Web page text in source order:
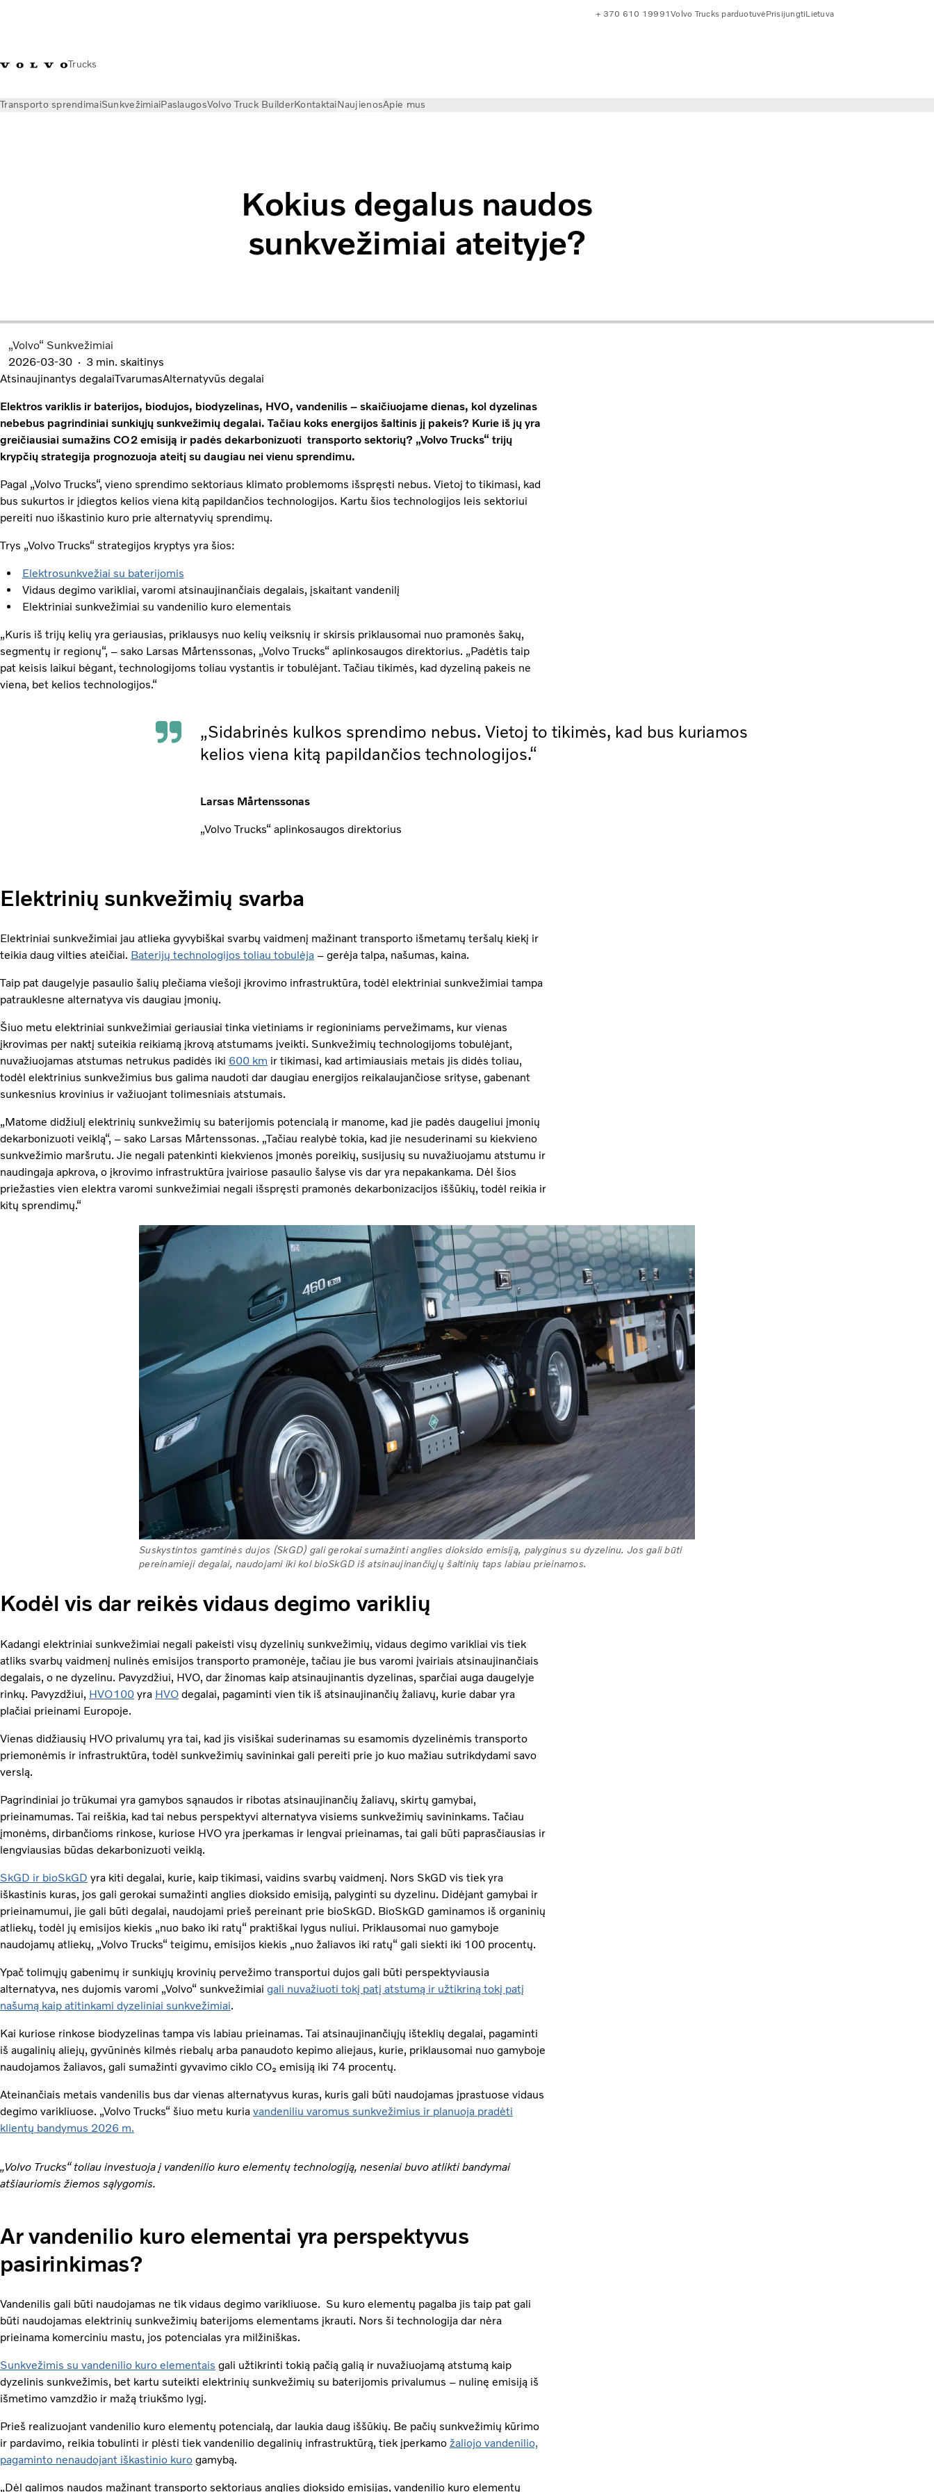
Trucks
+ 370 610 19991Volvo Trucks parduotuvėPrisijungtiLietuva
Transporto sprendimaiSunkvežimiaiPaslaugosVolvo Truck BuilderKontaktaiNaujienosApie mus
Kokius degalus naudos
sunkvežimiai ateityje?
„Volvo“ Sunkvežimiai
2026-03-30
3 min. skaitinys
Atsinaujinantys degalaiTvarumasAlternatyvūs degalai
Elektros variklis ir baterijos, biodujos, biodyzelinas, HVO, vandenilis – skaičiuojame dienas, kol dyzelinas
nebebus pagrindiniai sunkiųjų sunkvežimių degalai. Tačiau koks energijos šaltinis jį pakeis? Kurie iš jų yra
greičiausiai sumažins CO2 emisiją ir padės dekarbonizuoti transporto sektorių? „Volvo Trucks“ trijų
krypčių strategija prognozuoja ateitį su daugiau nei vienu sprendimu.
Pagal „Volvo Trucks“, vieno sprendimo sektoriaus klimato problemoms išspręsti nebus. Vietoj to tikimasi, kad
bus sukurtos ir įdiegtos kelios viena kitą papildančios technologijos. Kartu šios technologijos leis sektoriui
pereiti nuo iškastinio kuro prie alternatyvių sprendimų.
Trys „Volvo Trucks“ strategijos kryptys yra šios:
Elektrosunkvežiai su baterijomis
Vidaus degimo varikliai, varomi atsinaujinančiais degalais, įskaitant vandenilį
Elektriniai sunkvežimiai su vandenilio kuro elementais
„Kuris iš trijų kelių yra geriausias, priklausys nuo kelių veiksnių ir skirsis priklausomai nuo pramonės šakų,
segmentų ir regionų“, – sako Larsas Mårtenssonas, „Volvo Trucks“ aplinkosaugos direktorius. „Padėtis taip
pat keisis laikui bėgant, technologijoms toliau vystantis ir tobulėjant. Tačiau tikimės, kad dyzeliną pakeis ne
viena, bet kelios technologijos.“
„Sidabrinės kulkos sprendimo nebus. Vietoj to tikimės, kad bus kuriamos
kelios viena kitą papildančios technologijos.“
Larsas Mårtenssonas
„Volvo Trucks“ aplinkosaugos direktorius
Elektrinių sunkvežimių svarba
Elektriniai sunkvežimiai jau atlieka gyvybiškai svarbų vaidmenį mažinant transporto išmetamų teršalų kiekį ir
teikia daug vilties ateičiai. Baterijų technologijos toliau tobulėja – gerėja talpa, našumas, kaina.
Taip pat daugelyje pasaulio šalių plečiama viešoji įkrovimo infrastruktūra, todėl elektriniai sunkvežimiai tampa
patrauklesne alternatyva vis daugiau įmonių.
Šiuo metu elektriniai sunkvežimiai geriausiai tinka vietiniams ir regioniniams pervežimams, kur vienas
įkrovimas per naktį suteikia reikiamą įkrovą atstumams įveikti. Sunkvežimių technologijoms tobulėjant,
nuvažiuojamas atstumas netrukus padidės iki 600 km ir tikimasi, kad artimiausiais metais jis didės toliau,
todėl elektrinius sunkvežimius bus galima naudoti dar daugiau energijos reikalaujančiose srityse, gabenant
sunkesnius krovinius ir važiuojant tolimesniais atstumais.
„Matome didžiulį elektrinių sunkvežimių su baterijomis potencialą ir manome, kad jie padės daugeliui įmonių
dekarbonizuoti veiklą“, – sako Larsas Mårtenssonas. „Tačiau realybė tokia, kad jie nesuderinami su kiekvieno
sunkvežimio maršrutu. Jie negali patenkinti kiekvienos įmonės poreikių, susijusių su nuvažiuojamu atstumu ir
naudingaja apkrova, o įkrovimo infrastruktūra įvairiose pasaulio šalyse vis dar yra nepakankama. Dėl šios
priežasties vien elektra varomi sunkvežimiai negali išspręsti pramonės dekarbonizacijos iššūkių, todėl reikia ir
kitų sprendimų.“
Suskystintos gamtinės dujos (SkGD) gali gerokai sumažinti anglies dioksido emisiją, palyginus su dyzelinu. Jos gali būti
pereinamieji degalai, naudojami iki kol bioSkGD iš atsinaujinančiųjų šaltinių taps labiau prieinamos.
Kodėl vis dar reikės vidaus degimo variklių
Kadangi elektriniai sunkvežimiai negali pakeisti visų dyzelinių sunkvežimių, vidaus degimo varikliai vis tiek
atliks svarbų vaidmenį nulinės emisijos transporto pramonėje, tačiau jie bus varomi įvairiais atsinaujinančiais
degalais, o ne dyzelinu. Pavyzdžiui, HVO, dar žinomas kaip atsinaujinantis dyzelinas, sparčiai auga daugelyje
rinkų. Pavyzdžiui, HVO100 yra HVO degalai, pagaminti vien tik iš atsinaujinančių žaliavų, kurie dabar yra
plačiai prieinami Europoje.
Vienas didžiausių HVO privalumų yra tai, kad jis visiškai suderinamas su esamomis dyzelinėmis transporto
priemonėmis ir infrastruktūra, todėl sunkvežimių savininkai gali pereiti prie jo kuo mažiau sutrikdydami savo
verslą.
Pagrindiniai jo trūkumai yra gamybos sąnaudos ir ribotas atsinaujinančių žaliavų, skirtų gamybai,
prieinamumas. Tai reiškia, kad tai nebus perspektyvi alternatyva visiems sunkvežimių savininkams. Tačiau
įmonėms, dirbančioms rinkose, kuriose HVO yra įperkamas ir lengvai prieinamas, tai gali būti paprasčiausias ir
lengviausias būdas dekarbonizuoti veiklą.
SkGD ir bioSkGD yra kiti degalai, kurie, kaip tikimasi, vaidins svarbų vaidmenį. Nors SkGD vis tiek yra
iškastinis kuras, jos gali gerokai sumažinti anglies dioksido emisiją, palyginti su dyzelinu. Didėjant gamybai ir
prieinamumui, jie gali būti degalai, naudojami prieš pereinant prie bioSkGD. BioSkGD gaminamos iš organinių
atliekų, todėl jų emisijos kiekis „nuo bako iki ratų“ praktiškai lygus nuliui. Priklausomai nuo gamyboje
naudojamų atliekų, „Volvo Trucks“ teigimu, emisijos kiekis „nuo žaliavos iki ratų“ gali siekti iki 100 procentų.
Ypač tolimųjų gabenimų ir sunkiųjų krovinių pervežimo transportui dujos gali būti perspektyviausia
alternatyva, nes dujomis varomi „Volvo“ sunkvežimiai gali nuvažiuoti tokį patį atstumą ir užtikriną tokį patį
našumą kaip atitinkami dyzeliniai sunkvežimiai.
Kai kuriose rinkose biodyzelinas tampa vis labiau prieinamas. Tai atsinaujinančiųjų išteklių degalai, pagaminti
iš augalinių aliejų, gyvūninės kilmės riebalų arba panaudoto kepimo aliejaus, kurie, priklausomai nuo gamyboje
naudojamos žaliavos, gali sumažinti gyvavimo ciklo CO₂ emisiją iki 74 procentų.
Ateinančiais metais vandenilis bus dar vienas alternatyvus kuras, kuris gali būti naudojamas įprastuose vidaus
degimo varikliuose. „Volvo Trucks“ šiuo metu kuria vandeniliu varomus sunkvežimius ir planuoja pradėti
klientų bandymus 2026 m.
„Volvo Trucks“ toliau investuoja į vandenilio kuro elementų technologiją, neseniai buvo atlikti bandymai
atšiauriomis žiemos sąlygomis.
Ar vandenilio kuro elementai yra perspektyvus
pasirinkimas?
Vandenilis gali būti naudojamas ne tik vidaus degimo varikliuose. Su kuro elementų pagalba jis taip pat gali
būti naudojamas elektrinių sunkvežimių baterijoms elementams įkrauti. Nors ši technologija dar nėra
prieinama komerciniu mastu, jos potencialas yra milžiniškas.
Sunkvežimis su vandenilio kuro elementais gali užtikrinti tokią pačią galią ir nuvažiuojamą atstumą kaip
dyzelinis sunkvežimis, bet kartu suteikti elektrinių sunkvežimių su baterijomis privalumus – nulinę emisiją iš
išmetimo vamzdžio ir mažą triukšmo lygį.
Prieš realizuojant vandenilio kuro elementų potencialą, dar laukia daug iššūkių. Be pačių sunkvežimių kūrimo
ir pardavimo, reikia tobulinti ir plėsti tiek vandenilio degalinių infrastruktūrą, tiek įperkamo žaliojo vandenilio,
pagaminto nenaudojant iškastinio kuro gamybą.
„Dėl galimos naudos mažinant transporto sektoriaus anglies dioksido emisijas, vandenilio kuro elementų